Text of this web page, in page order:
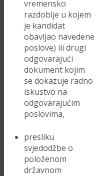
vremensko
razdoblje u kojem
je kandidat
obavljao navedene
poslove) ili drugi
odgovarajući
dokument kojim
se dokazuje radno
iskustvo na
odgovarajućim
poslovima,
presliku
svjedodžbe o
položenom
državnom